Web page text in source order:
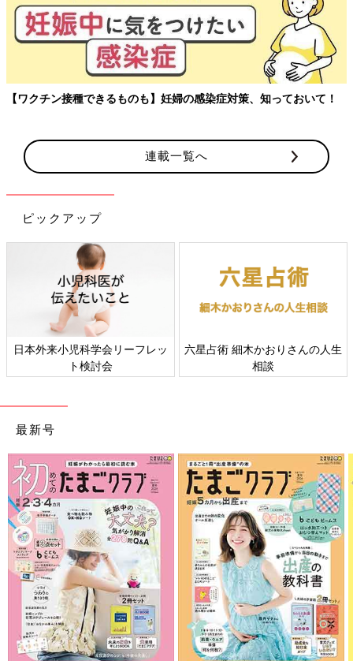
【ワクチン接種できるものも】妊婦の感染症対策、知っておいて！
連載一覧へ
ピックアップ
日本外来小児科学会リーフレッ
ト検討会
六星占術 細木かおりさんの人生
相談
最新号